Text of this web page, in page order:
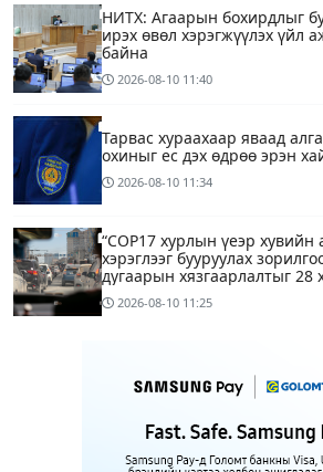
НИТХ: Агаарын бохирдлыг
ирэх өвөл хэрэгжүүлэх үйл
байна
2026-08-10 11:40
Тарвас хураахаар яваад
охиныг ес дэх өдрөө эрэн
2026-08-10 11:34
“COP17 хурлын үеэр
хэрэглээг бууруулах
дугаарын хязгаарлалтыг 28
хийнэ“
2026-08-10 11:25
хүссэн захидал ирээгүй